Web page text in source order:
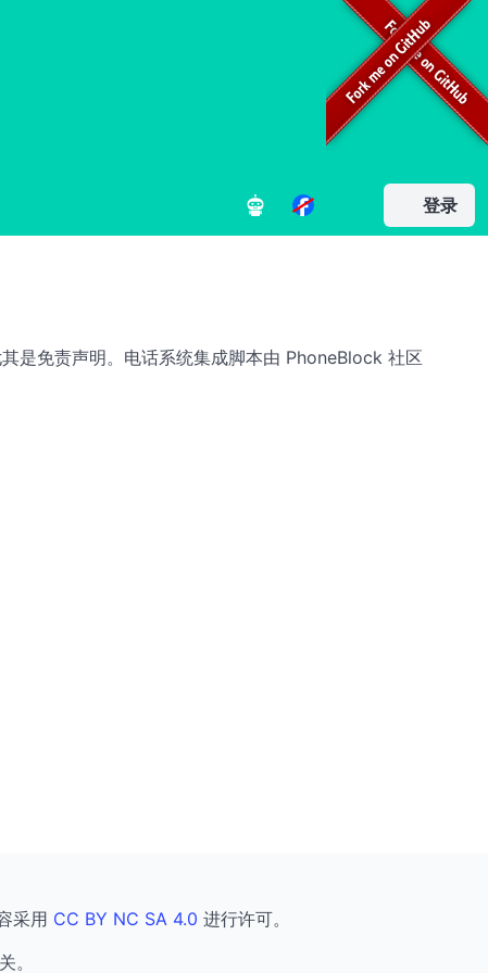
登录
其是免责声明。电话系统集成脚本由 PhoneBlock 社区
采用 CC BY NC SA 4.0 进行许可。
。